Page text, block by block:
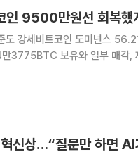
강세비트코인 도미넌스
3775BTC 보유와 일부 매각,